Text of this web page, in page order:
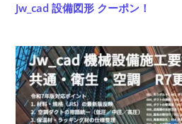
Jw_cad 設備図形 クーポン！